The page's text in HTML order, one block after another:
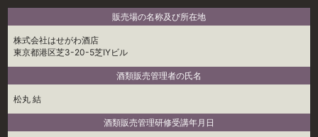
販売場の名称及び所在地
株式会社はせがわ酒店
東京都港区芝3-20-5芝IYビル
酒類販売管理者の氏名
松丸 結
酒類販売管理研修受講年月日